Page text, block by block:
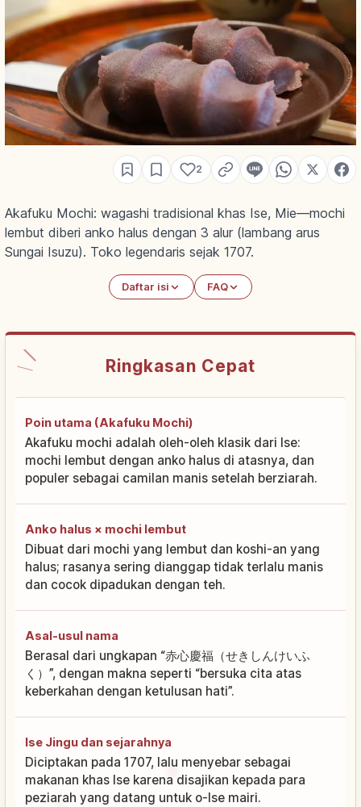
2
Akafuku Mochi: wagashi tradisional khas Ise, Mie—mochi
lembut diberi anko halus dengan 3 alur (lambang arus
Sungai Isuzu). Toko legendaris sejak 1707.
Daftar isi FAQ
Ringkasan Cepat
Poin utama (Akafuku Mochi)
Akafuku mochi adalah oleh-oleh klasik dari Ise:
mochi lembut dengan anko halus di atasnya, dan
populer sebagai camilan manis setelah berziarah.
Anko halus × mochi lembut
Dibuat dari mochi yang lembut dan koshi-an yang
halus; rasanya sering dianggap tidak terlalu manis
dan cocok dipadukan dengan teh.
Asal-usul nama
Berasal dari ungkapan “赤心慶福（せきしんけいふ
く）”, dengan makna seperti “bersuka cita atas
keberkahan dengan ketulusan hati”.
Ise Jingu dan sejarahnya
Diciptakan pada 1707, lalu menyebar sebagai
makanan khas Ise karena disajikan kepada para
peziarah yang datang untuk o-Ise mairi.